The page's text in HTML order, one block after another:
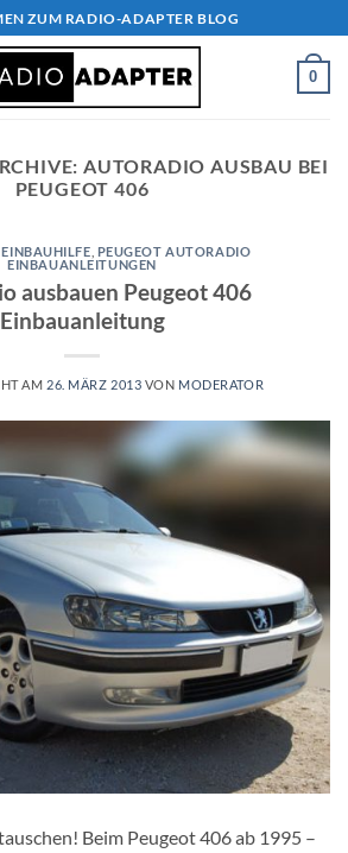
ZUM RADIO-ADAPTER BLOG
0
AUTORADIO AUSBAU BEI
PEUGEOT 406
PEUGEOT AUTORADIO
EINBAUANLEITUNGEN
ausbauen Peugeot 406
Einbauanleitung
AM 26. MÄRZ 2013 VON MODERATOR
Beim Peugeot 406 ab 1995 –